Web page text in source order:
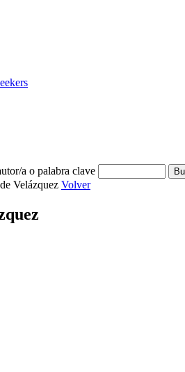
a o palabra clave
Velázquez Volver